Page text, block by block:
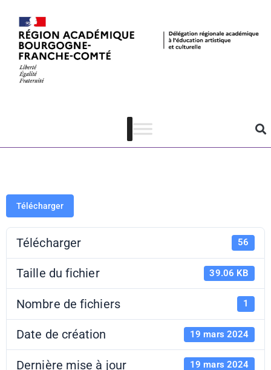
Logo
Faites/Fête de
l’EAC
Télécharger
Télécharger 56
Taille du fichier 39.06 KB
Nombre de fichiers 1
Date de création 19 mars 2024
Dernière mise à jour 19 mars 2024